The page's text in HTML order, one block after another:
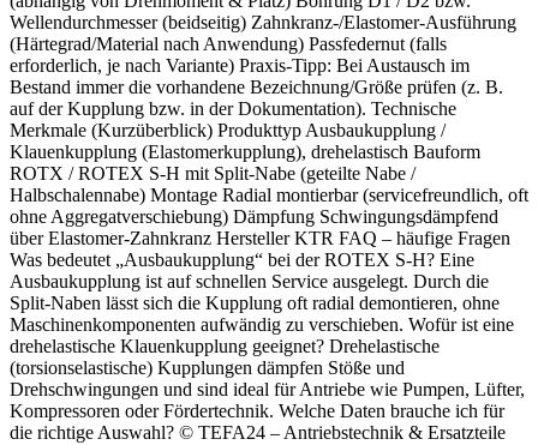
Wellendurchmesser (beidseitig) Zahnkranz-/Elastomer-Ausführung
(Härtegrad/Material nach Anwendung) Passfedernut (falls
erforderlich, je nach Variante) Praxis-Tipp: Bei Austausch im
Bestand immer die vorhandene Bezeichnung/Größe prüfen (z. B.
auf der Kupplung bzw. in der Dokumentation). Technische
Merkmale (Kurzüberblick) Produkttyp Ausbaukupplung /
Klauenkupplung (Elastomerkupplung), drehelastisch Bauform
ROTX / ROTEX S-H mit Split-Nabe (geteilte Nabe /
Halbschalennabe) Montage Radial montierbar (servicefreundlich, oft
ohne Aggregatverschiebung) Dämpfung Schwingungsdämpfend
über Elastomer-Zahnkranz Hersteller KTR FAQ – häufige Fragen
Was bedeutet „Ausbaukupplung“ bei der ROTEX S-H? Eine
Ausbaukupplung ist auf schnellen Service ausgelegt. Durch die
Split-Naben lässt sich die Kupplung oft radial demontieren, ohne
Maschinenkomponenten aufwändig zu verschieben. Wofür ist eine
drehelastische Klauenkupplung geeignet? Drehelastische
(torsionselastische) Kupplungen dämpfen Stöße und
Drehschwingungen und sind ideal für Antriebe wie Pumpen, Lüfter,
Kompressoren oder Fördertechnik. Welche Daten brauche ich für
die richtige Auswahl? © TEFA24 – Antriebstechnik & Ersatzteile